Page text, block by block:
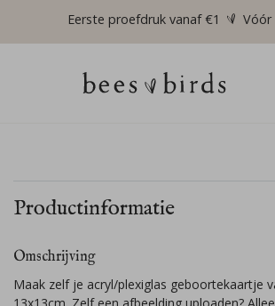
Eerste proefdruk vanaf €1 Vóór
Productinformatie
Omschrijving
Maak zelf je acryl/plexiglas geboortekaartje